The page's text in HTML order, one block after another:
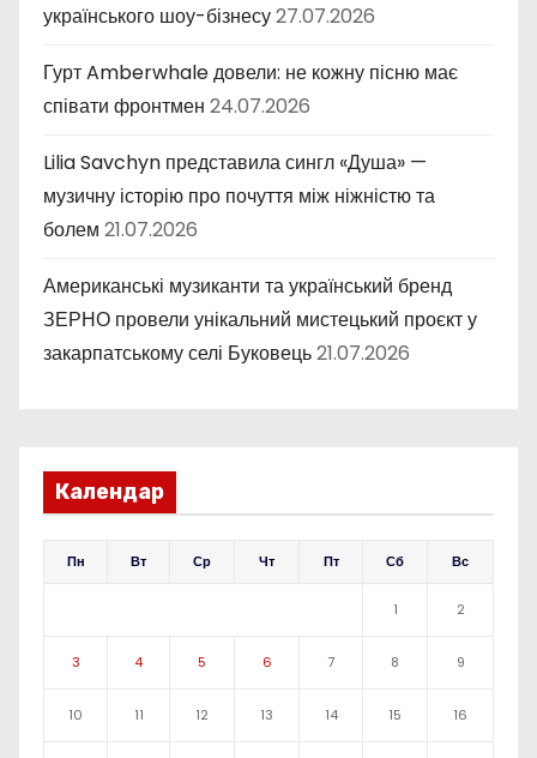
українського шоу-бізнесу27.07.2026
Гурт Amberwhale довели: не кожну пісню має
співати фронтмен 24.07.2026
Lilia Savchyn представила сингл «Душа» —
музичну історію про почуття між ніжністю та
болем 21.07.2026
Американські музиканти та український бренд
ЗЕРНО провели унікальний мистецький проєкт у
закарпатському селі Буковець21.07.2026
Календар
Пн Вт Ср Чт Пт Сб Вс
1 2
3 4 5 6 7 8 9
10 11 12 13 14 15 16